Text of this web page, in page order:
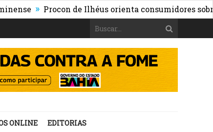
» Procon de Ilhéus orienta consumidores sobre os
ONLINE EDITORIAS